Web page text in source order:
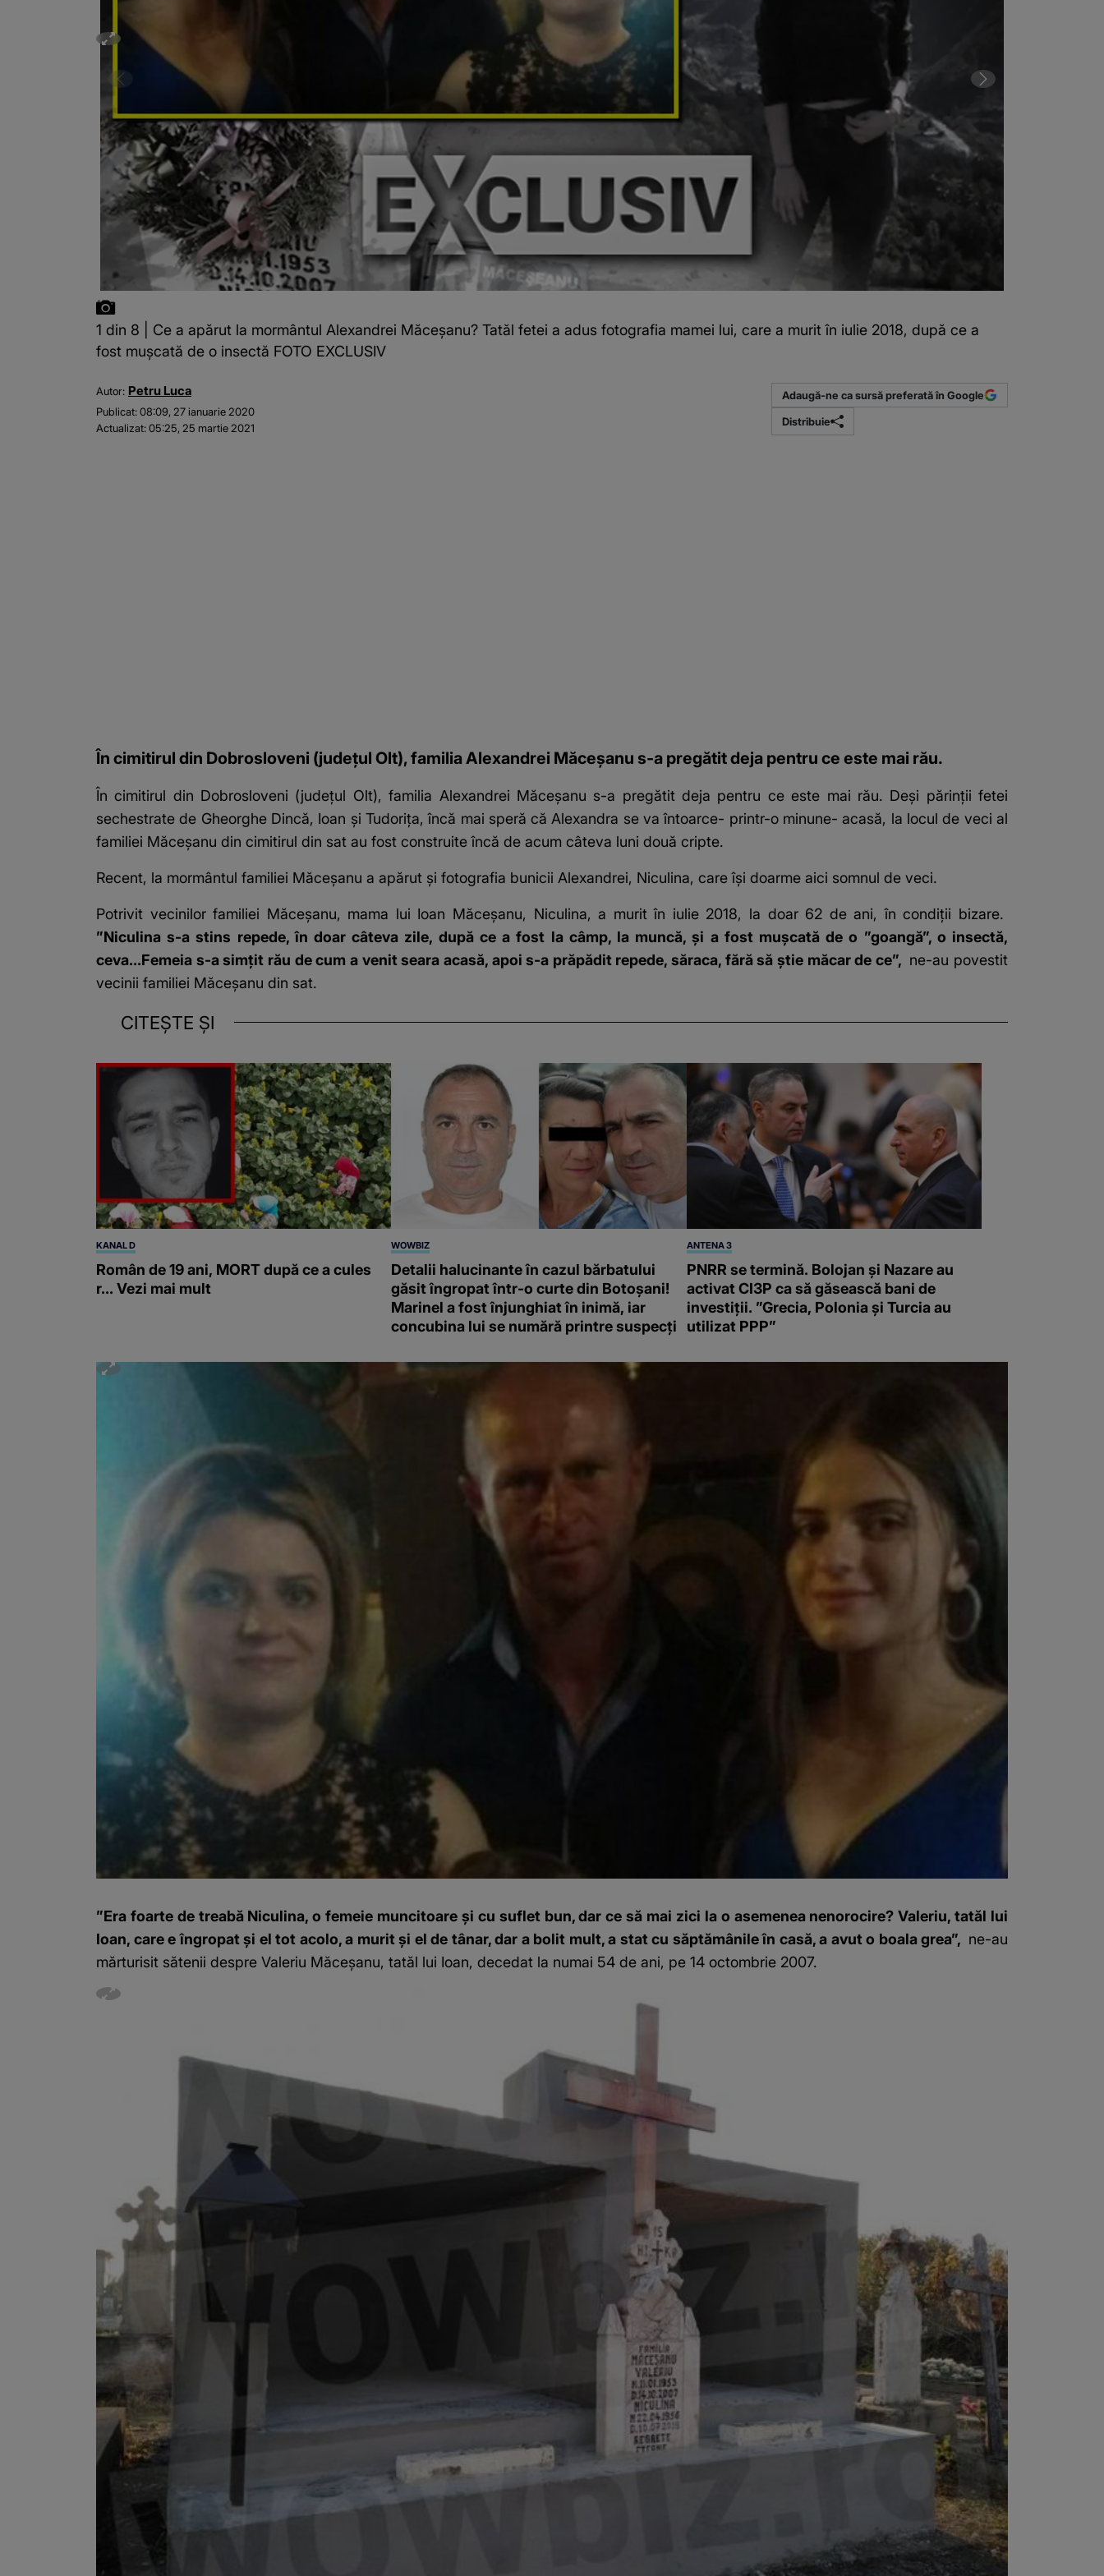
1 din 8 | Ce a apărut la mormântul Alexandrei Măceșanu? Tatăl fetei a adus fotografia mamei lui, care a murit în iulie 2018, după ce a
fost mușcată de o insectă FOTO EXCLUSIV
Autor: Petru Luca
Publicat:08:09, 27 ianuarie 2020
Actualizat:05:25, 25 martie 2021
Adaugă-ne ca sursă preferată în Google
Distribuie
În cimitirul din Dobrosloveni (județul Olt), familia Alexandrei Măceșanu s-a pregătit deja pentru ce este mai rău.
În cimitirul din Dobrosloveni (județul Olt), familia Alexandrei Măceșanu s-a pregătit deja pentru ce este mai rău. Deși părinții fetei
sechestrate de Gheorghe Dincă, Ioan și Tudorița, încă mai speră că Alexandra se va întoarce- printr-o minune- acasă, la locul de veci al
familiei Măceșanu din cimitirul din sat au fost construite încă de acum câteva luni două cripte.
Recent, la mormântul familiei Măceșanu a apărut și fotografia bunicii Alexandrei, Niculina, care își doarme aici somnul de veci.
Potrivit vecinilor familiei Măceșanu, mama lui Ioan Măceșanu, Niculina, a murit în iulie 2018, la doar 62 de ani, în condiții bizare.
”Niculina s-a stins repede, în doar câteva zile, după ce a fost la câmp, la muncă, și a fost mușcată de o ”goangă”, o insectă,
ceva...Femeia s-a simțit rău de cum a venit seara acasă, apoi s-a prăpădit repede, săraca, fără să știe măcar de ce”, ne-au povestit
vecinii familiei Măceșanu din sat.
CITEȘTE ȘI
KANAL D
Român de 19 ani, MORT după ce a cules
r... Vezi mai mult
WOWBIZ
Detalii halucinante în cazul bărbatului
găsit îngropat într-o curte din Botoșani!
Marinel a fost înjunghiat în inimă, iar
concubina lui se numără printre suspecți
ANTENA 3
PNRR se termină. Bolojan și Nazare au
activat CI3P ca să găsească bani de
investiții. ”Grecia, Polonia şi Turcia au
utilizat PPP”
”Era foarte de treabă Niculina, o femeie muncitoare și cu suflet bun, dar ce să mai zici la o asemenea nenorocire? Valeriu, tatăl lui
Ioan, care e îngropat și el tot acolo, a murit și el de tânar, dar a bolit mult, a stat cu săptămânile în casă, a avut o boala grea”, ne-au
mărturisit sătenii despre Valeriu Măceșanu, tatăl lui Ioan, decedat la numai 54 de ani, pe 14 octombrie 2007.